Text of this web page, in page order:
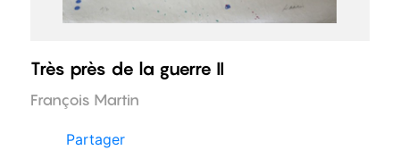
Très près de la guerre II
François Martin
Partager